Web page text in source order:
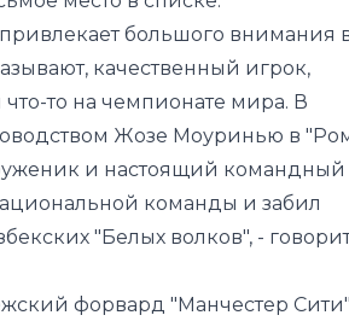
Жозе Моуринью в
и настоящий командный
команды и забил
"Белых волков", -
форвард "Манчестер Сити"
нападающий "Милана" Златан
на ЧМ-2022. На
"Ромы" Пауло Дибала,